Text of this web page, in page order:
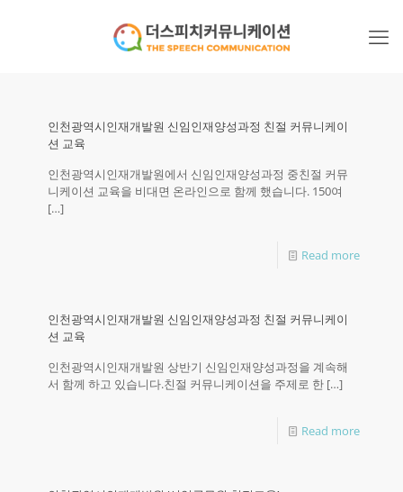
인천광역시인재개발원 신임인재양성과정 친절 커뮤니케이
션 교육
인천광역시인재개발원에서 신임인재양성과정 중친절 커뮤
니케이션 교육을 비대면 온라인으로 함께 했습니다. 150여
[…]
Read more
인천광역시인재개발원 신임인재양성과정 친절 커뮤니케이
션 교육
인천광역시인재개발원 상반기 신임인재양성과정을 계속해
서 함께 하고 있습니다.친절 커뮤니케이션을 주제로 한 […]
Read more